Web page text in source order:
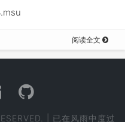
阅读全文
| 已在风雨中度过